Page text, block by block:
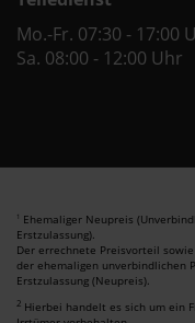
Mo.-Fr. 07:30 - 17:00
Sa. 08:00 - 12:00 Uhr
1 Ehemaliger Neupreis
Erstzulassung).
Der errechnete Preisvorteil
der ehemaligen unverbindlichen
Erstzulassung (Neupreis).
2 Hierbei handelt es sich um ein